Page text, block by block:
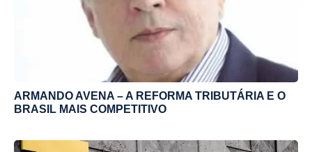
ARMANDO AVENA – A REFORMA TRIBUTÁRIA E O
BRASIL MAIS COMPETITIVO